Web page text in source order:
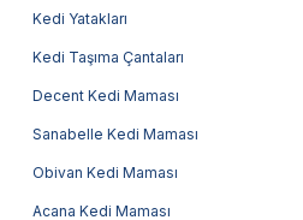
Kedi Yatakları
Kedi Taşıma Çantaları
Decent Kedi Maması
Sanabelle Kedi Maması
Obivan Kedi Maması
Acana Kedi Maması